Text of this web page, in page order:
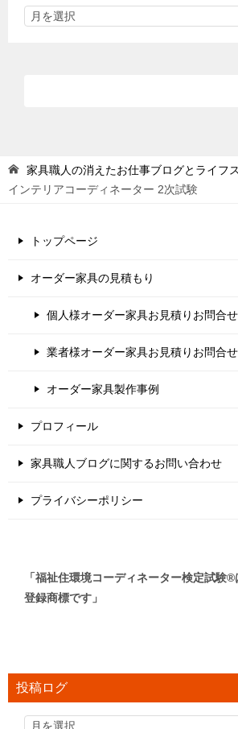
家具職人の消えたお仕事ブログとライフ
インテリアコーディネーター 2次試験
トップページ
オーダー家具の見積もり
個人様オーダー家具お見積りお問合
業者様オーダー家具お見積りお問合
オーダー家具製作事例
プロフィール
家具職人ブログに関するお問い合わせ
プライバシーポリシー
「福祉住環境コーディネーター検定試験
登録商標です」
投稿ログ